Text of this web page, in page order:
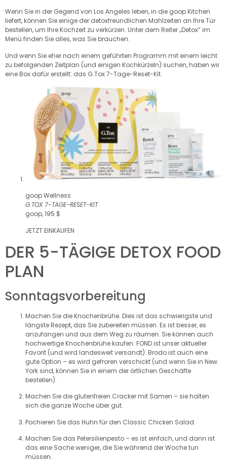
Wenn Sie in der Gegend von Los Angeles leben, in die goop Kitchen
liefert, können Sie einige der detoxfreundlichen Mahlzeiten an Ihre Tür
bestellen, um Ihre Kochzeit zu verkürzen. Unter dem Reiter „Detox“ im
Menü finden Sie alles, was Sie brauchen.
Und wenn Sie eher nach einem geführten Programm mit einem leicht
zu befolgenden Zeitplan (und einigen Kochkürzeln) suchen, haben wir
eine Box dafür erstellt: das G.Tox 7-Tage-Reset-Kit.
goop Wellness
G.TOX 7-TAGE-RESET-KIT
goop, 195 $
JETZT EINKAUFEN
DER 5-TÄGIGE DETOX FOOD
PLAN
Sonntagsvorbereitung
Machen Sie die Knochenbrühe. Dies ist das schwierigste und
längste Rezept, das Sie zubereiten müssen. Es ist besser, es
anzufangen und aus dem Weg zu räumen. Sie können auch
hochwertige Knochenbrühe kaufen: FOND ist unser aktueller
Favorit (und wird landesweit versandt). Brodo ist auch eine
gute Option – es wird gefroren verschickt (und wenn Sie in New
York sind, können Sie in einem der örtlichen Geschäfte
bestellen).
Machen Sie die glutenfreien Cracker mit Samen – sie halten
sich die ganze Woche über gut.
Pochieren Sie das Huhn für den Classic Chicken Salad.
Machen Sie das Petersilienpesto – es ist einfach, und dann ist
das eine Sache weniger, die Sie während der Woche tun
müssen.